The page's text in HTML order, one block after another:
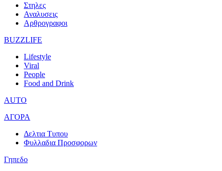
Στηλες
Αναλυσεις
Αρθρογραφοι
BUZZLIFE
Lifestyle
Viral
People
Food and Drink
AUTO
ΑΓΟΡΑ
Δελτια Τυπου
Φυλλαδια Προσφορων
Γηπεδο